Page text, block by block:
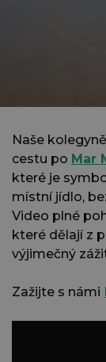
Naše
cestu po Mar
které je
místní jídlo,
Video plné
které dělají z
výjimečný
Zažijte s námi